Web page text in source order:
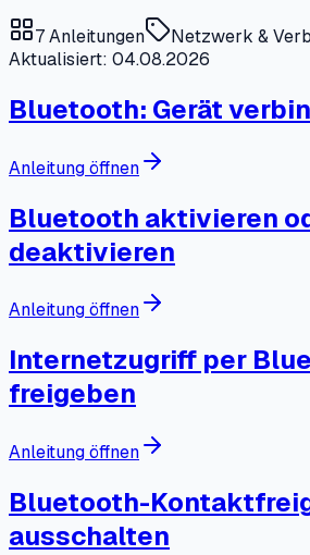
7Anleitungen
Netzwerk &
Aktualisiert: 04.08.2026
Bluetooth: Gerät
Anleitung öffnen
Bluetooth aktivieren
deaktivieren
Anleitung öffnen
Internetzugriff per
freigeben
Anleitung öffnen
Bluetooth-
ausschalten